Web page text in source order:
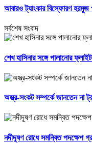
আবারও ট্যাংকার বিস্ফোরণ হরমুজ
সর্বশেষ সংবাদ
শেখ হাসিনার সঙ্গে পালানোর
অস্ত্র-সংকট সম্পর্কে জানতেন না
নদীদূষণ রোধে সমন্বিত পদক্ষেপ